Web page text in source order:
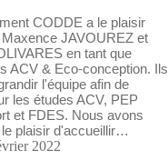
CODDE a le plaisir
JAVOUREZ et
en tant que
ACV & Eco-conception. Ils
l'équipe afin de
les études ACV, PEP
et FDES. Nous avons
plaisir d'accueillir…
2022